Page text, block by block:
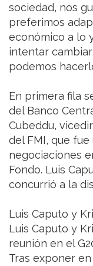
sociedad, nos
preferimos
económico a lo
intentar
podemos
En primera fila
del Banco
Cubeddu,
del FMI, que
negociaciones
Fondo. Luis
concurrió a la
Luis Caputo y
Luis Caputo y
reunión en el
Tras exponer